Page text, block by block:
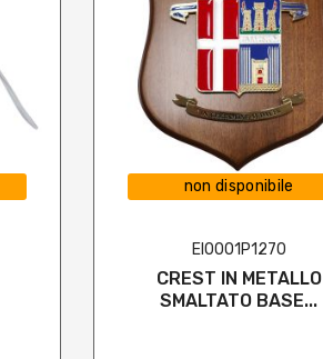
non disponibile
EI0001P1270
CREST IN METALLO
SMALTATO BASE...